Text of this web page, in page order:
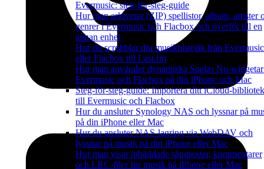
Evermusic: steg-för-steg-guide
Hur man arkiverar (ZIP) spellistor, album, artister
genrer i Evermusic och Flacbox och överför till en
annan enhet
Hur du scrobblar din musikhistorik från Evermusic
eller Flacbox till Last.fm
Hur man använder dynamiska Spelas Nu-
Evermusic och Flacbox på din iPhone och Mac
Steg-för-steg-guide: Importera ditt iCloud-bibliotek
till Evermusic och Flacbox
Hur du ansluter Synology NAS och lyssnar på
på din iPhone eller Mac
Hur du ansluter NAS-lagring via WebDAV och
lyssnar på musik på din iPhone eller Mac
Hur man visar inbäddade sångtexter, kommentarer
och LRC-filer för musik på iPhone eller Mac